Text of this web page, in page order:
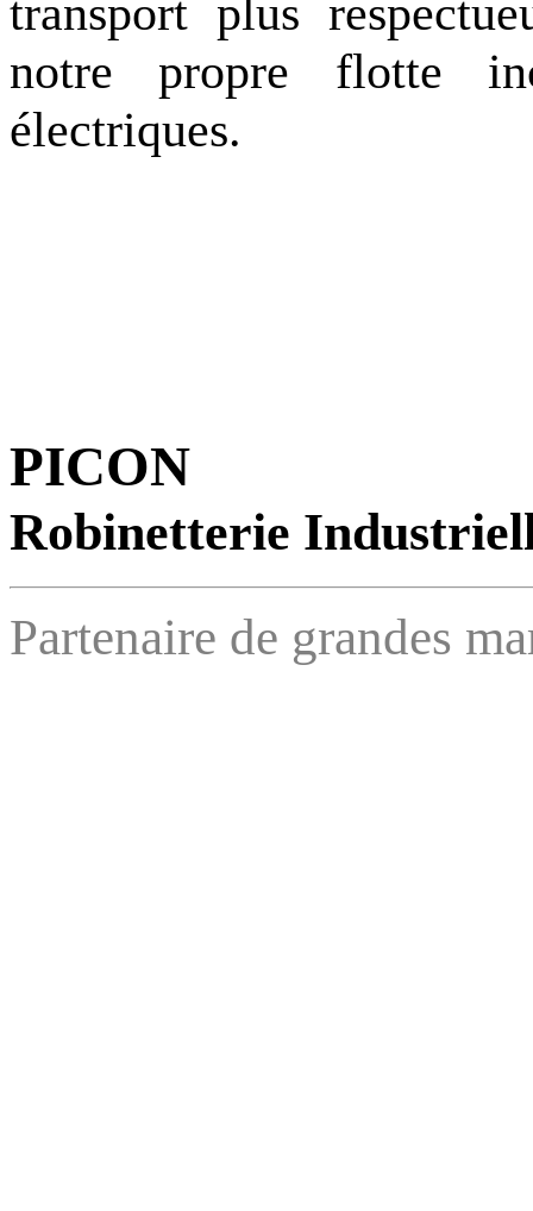
transport plus
notre propre flotte
électriques.
PICON
Robinetterie
Partenaire de grandes